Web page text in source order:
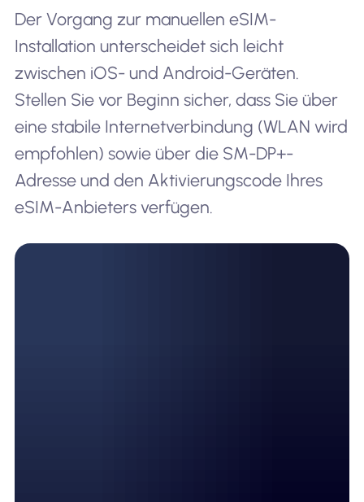
Der Vorgang zur manuellen eSIM-
Installation unterscheidet sich leicht
zwischen iOS- und Android-Geräten.
Stellen Sie vor Beginn sicher, dass Sie über
eine stabile Internetverbindung (WLAN wird
empfohlen) sowie über die SM-DP+-
Adresse und den Aktivierungscode Ihres
eSIM-Anbieters verfügen.